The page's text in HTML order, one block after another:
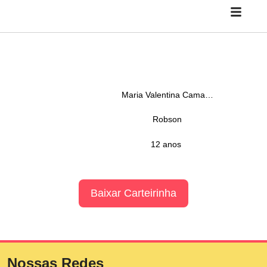
Robson
12 anos
Baixar Carteirinha
Nossas Redes